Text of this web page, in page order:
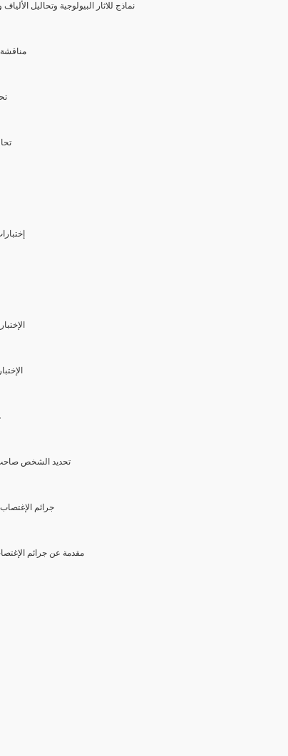
3- نماذج للاثار البيولوجية وتحاليل
(6)
(8)
4-
(11)
(12)
(14) تحديد الشخص
5- جرائم
(15) مقدمة عن جرائم